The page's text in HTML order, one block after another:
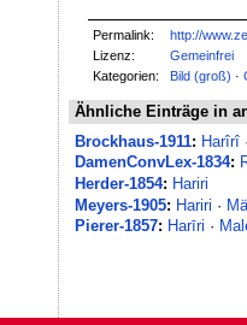
Permalink:
http://
Lizenz:
Gemeinfrei
Kategorien:
Bild (groß) ·
Ähnliche Einträge in
Brockhaus-1911: Harîrî ·
DamenConvLex-1834:
Herder-1854: Hariri
Meyers-1905: Hariri ·
Pierer-1857: Harīri ·